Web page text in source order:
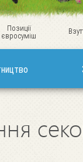
Позиції
євросуміш